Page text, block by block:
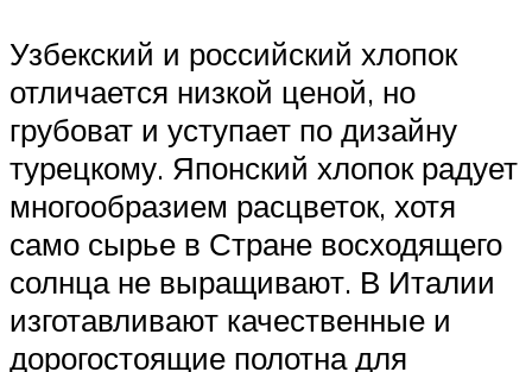
Узбекский и российский хлопок
отличается низкой ценой, но
грубоват и уступает по дизайну
турецкому. Японский хлопок радует
многообразием расцветок, хотя
само сырье в Стране восходящего
солнца не выращивают. В Италии
изготавливают качественные и
дорогостоящие полотна для